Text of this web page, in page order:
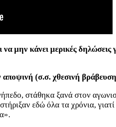
μην κάνει μερικές
(σ.σ. χθεσινή
στάθηκα ξανά στον
εδώ όλα τα χρόνια,